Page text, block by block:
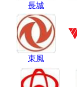
長城
東風